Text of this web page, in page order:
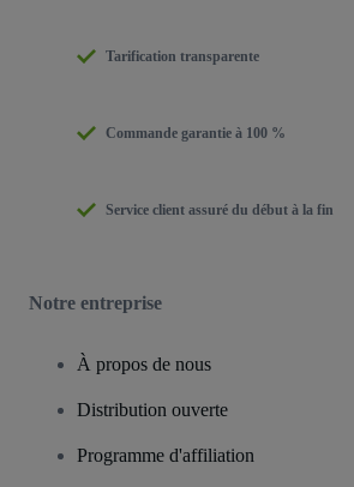
Tarification transparente
Commande garantie à 100 %
Service client assuré du début à la fin
Notre entreprise
À propos de nous
Distribution ouverte
Programme d'affiliation